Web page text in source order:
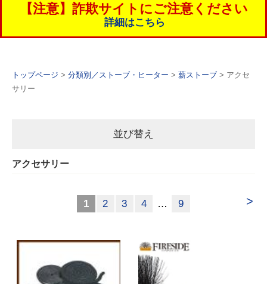
【注意】詐欺サイトにご注意ください
詳細はこちら
トップページ > 分類別／ストーブ・ヒーター > 薪ストーブ > アクセ
サリー
並び替え
アクセサリー
>
1 2 3 4 … 9